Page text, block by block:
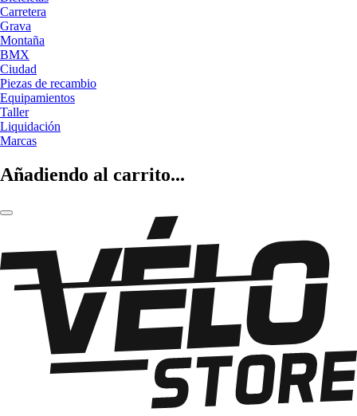
Carretera
Grava
Montaña
BMX
Ciudad
Piezas de recambio
Equipamientos
Taller
Liquidación
Marcas
Añadiendo al carrito...